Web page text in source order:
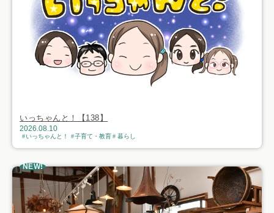
いっちゃんと！【138】
2026.08.10
いっちゃんと！ 子育て・教育 暮らし
NEW!